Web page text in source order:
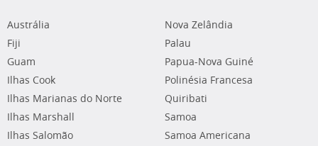
Austrália
Fiji
Guam
Ilhas Cook
Ilhas Marianas do Norte
Ilhas Marshall
Ilhas Salomão
Nova Zelândia
Palau
Papua-Nova Guiné
Polinésia Francesa
Quiribati
Samoa
Samoa Americana